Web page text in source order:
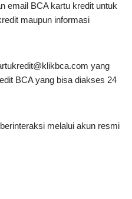
email BCA kartu kredit untuk
maupun informasi
yang
BCA yang bisa diakses 24
melalui akun resmi